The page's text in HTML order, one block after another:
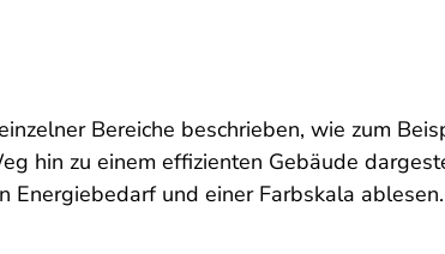
Bereiche beschrieben, wie zum
hin zu einem effizienten Gebäude
Energiebedarf und einer Farbskala ablesen.